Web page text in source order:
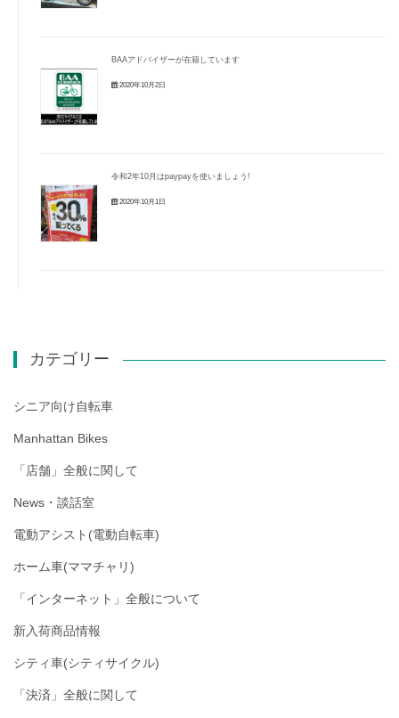
BAAアドバイザーが在籍しています
2020年10月2日
令和2年10月はpaypayを使いましょう!
2020年10月1日
カテゴリー
シニア向け自転車
Manhattan Bikes
「店舗」全般に関して
News・談話室
電動アシスト(電動自転車)
ホーム車(ママチャリ)
「インターネット」全般について
新入荷商品情報
シティ車(シティサイクル)
「決済」全般に関して